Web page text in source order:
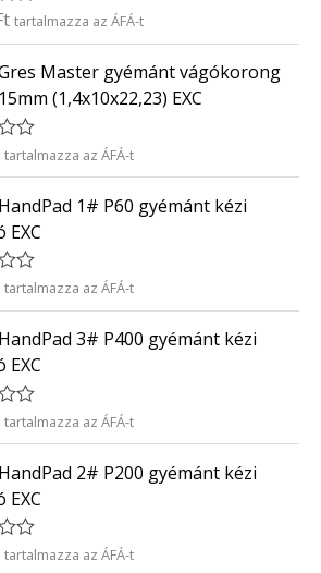
tartalmazza az ÁFÁ-t
Master gyémánt vágókorong
(1,4x10x22,23) EXC
tartalmazza az ÁFÁ-t
1# P60 gyémánt kézi
EXC
tartalmazza az ÁFÁ-t
3# P400 gyémánt kézi
EXC
tartalmazza az ÁFÁ-t
2# P200 gyémánt kézi
EXC
tartalmazza az ÁFÁ-t